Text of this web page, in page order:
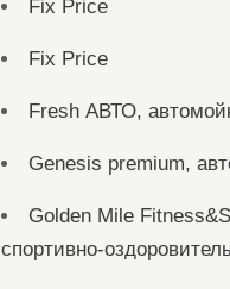
Fix Price
Fix Price
Fresh АВТО,
Genesis premium,
Golden Mile
спортивно-